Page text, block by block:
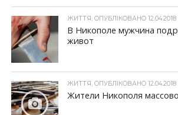
ЖИТТЯ, ОПУБЛІКОВАНО 12.04.2018
В Никополе мужчина
живот
ЖИТТЯ, ОПУБЛІКОВАНО 12.04.2018
Жители Никополя